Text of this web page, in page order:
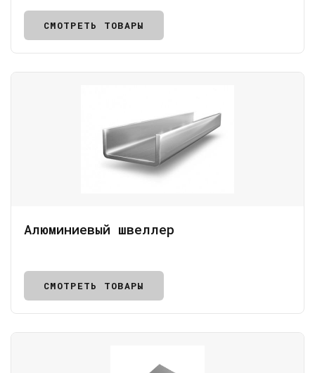
СМОТРЕТЬ ТОВАРЫ
Алюминиевый швеллер
СМОТРЕТЬ ТОВАРЫ